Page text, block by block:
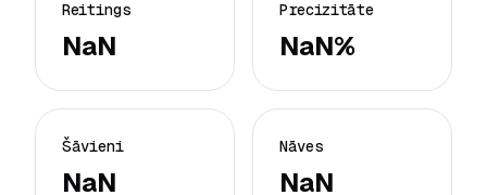
Reitings
NaN
Precizitāte
NaN%
Šāvieni
NaN
Nāves
NaN